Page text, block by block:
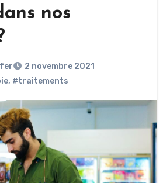
nos
2 novembre 2021
, #traitements